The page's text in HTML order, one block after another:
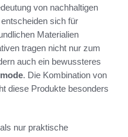
von nachhaltigen
sich für
Materialien
tragen nicht nur zum
auch ein bewussteres
. Die Kombination von
diese Produkte besonders
nur praktische